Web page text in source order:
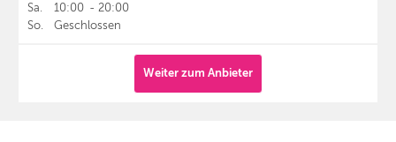
Sa.
10:00 - 20:00
So.
Geschlossen
Weiter zum Anbieter